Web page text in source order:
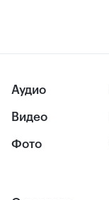
Аудио
Видео
Фото